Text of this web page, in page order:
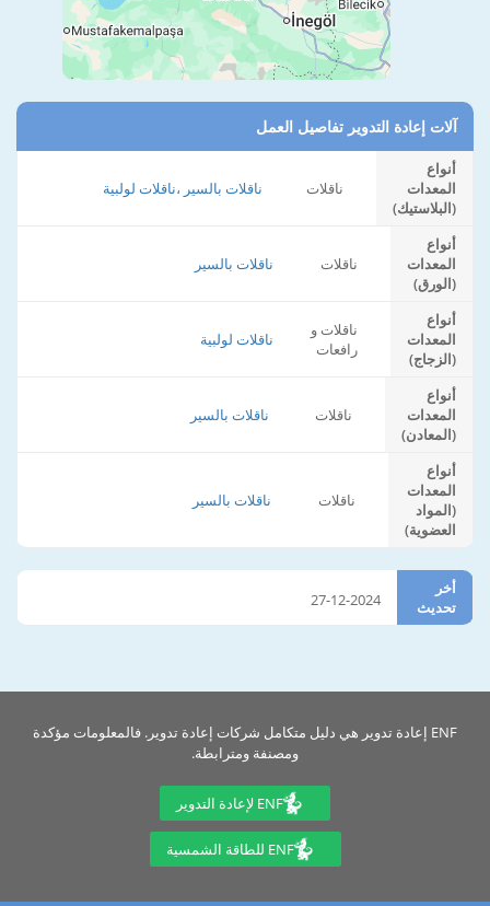
آلات إعادة التدوير تفاصيل العمل
أنواع
المعدات
(البلاستيك)
ناقلات ناقلات بالسير ،ناقلات لولبية
أنواع
المعدات
(الورق)
ناقلات ناقلات بالسير
أنواع
المعدات
(الزجاج)
ناقلات و
رافعات
ناقلات لولبية
أنواع
المعدات
(المعادن)
ناقلات ناقلات بالسير
أنواع
المعدات
(المواد
العضوية)
ناقلات ناقلات بالسير
أخر
تحديث
27-12-2024
ENF إعادة تدوير هي دليل متكامل شركات إعادة تدوير. فالمعلومات مؤكدة
ومصنفة ومترابطة.
ENF لإعادة التدوير
ENF للطاقة الشمسية